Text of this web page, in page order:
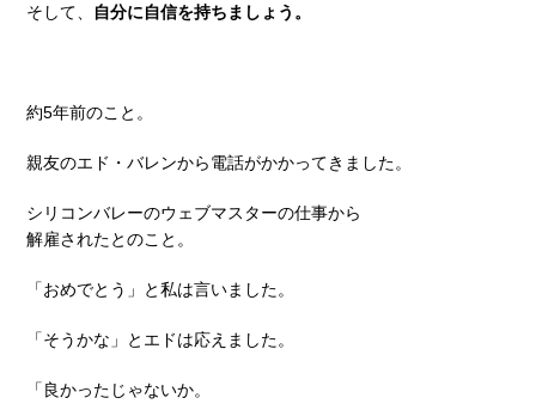
そして、 自分に自信を持ちましょう。
約5年前のこと。
親友のエド・バレンから電話がかかってきました。
シリコンバレーのウェブマスターの仕事から
解雇されたとのこと。
「おめでとう」と私は言いました。
「そうかな」とエドは応えました。
「良かったじゃないか。